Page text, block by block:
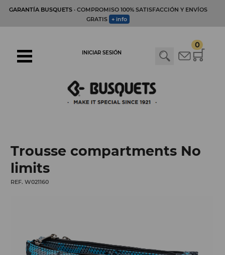
GARANTÍA BUSQUETS· COMPROMISO 100% SATISFACCIÓN Y ENVÍOS
GRATIS + info
0
INICIAR SESIÓN
Trousse compartments No
limits
REF. W021160